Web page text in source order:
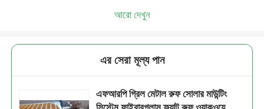
আরো দেখুন
এর সেরা মূল্য পান
এফআরপি গ্রিল মেটাল রুফ সোলার মাউন্টিং